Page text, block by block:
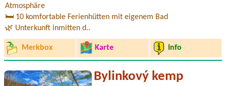
Atmosphäre
🛏️ 10 komfortable Ferienhütten mit eigenem Bad
🌿 Unterkunft inmitten d..
Merkbox Karte Info
Bylinkový kemp